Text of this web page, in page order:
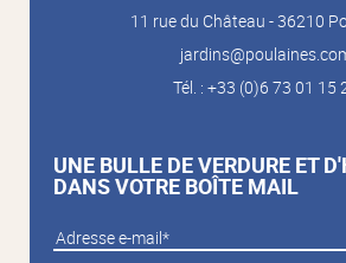
11 rue du Château - 36210
Tél. : +33 (0)6 73 01 15
UNE BULLE DE VERDURE ET
DANS VOTRE BOÎTE MAIL